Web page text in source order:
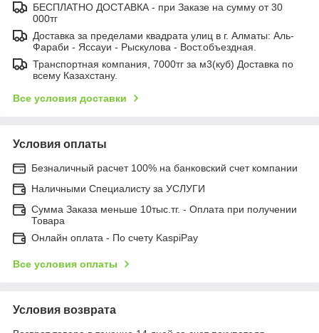
БЕСПЛАТНО ДОСТАВКА - при Заказе на сумму от 30
000тг
Доставка за пределами квадрата улиц в г. Алматы: Аль-
Фараби - Яссауи - Рыскулова - Вост.объездная.
Транспортная компания, 7000тг за м3(куб) Доставка по
всему Казахстану.
Все условия доставки
Условия оплаты
Безналичный расчет 100% на банковский счет компании
Наличными Специалисту за УСЛУГИ
Сумма Заказа меньше 10тыс.тг. - Оплата при получении
Товара
Онлайн оплата - По счету KaspiPay
Все условия оплаты
Условия возврата